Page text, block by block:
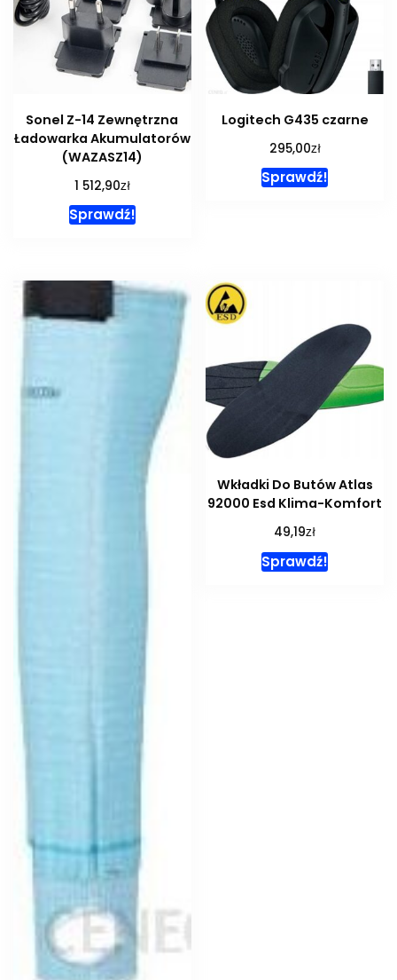
Sonel Z-14 Zewnętrzna
Ładowarka Akumulatorów
(WAZASZ14)
1 512,90zł
Sprawdź!
Logitech G435 czarne
295,00zł
Sprawdź!
Wkładki Do Butów Atlas
92000 Esd Klima-Komfort
49,19zł
Sprawdź!